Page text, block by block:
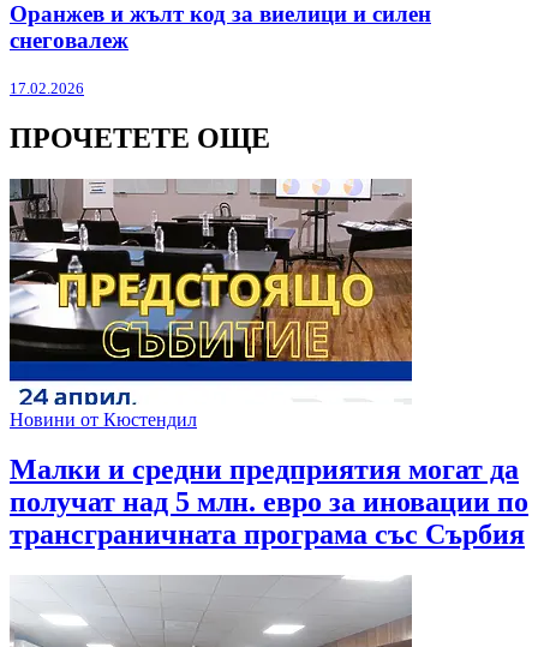
Оранжев и жълт код за виелици и силен
снеговалеж
17.02.2026
ПРОЧЕТЕТЕ ОЩЕ
Новини от Кюстендил
Малки и средни предприятия могат да
получат над 5 млн. евро за иновации по
трансграничната програма със Сърбия